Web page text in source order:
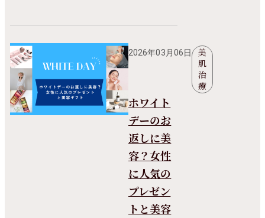
2026年03月06日
美
肌
治
療
ホワイト
デーのお
返しに美
容？女性
に人気の
プレゼン
トと美容